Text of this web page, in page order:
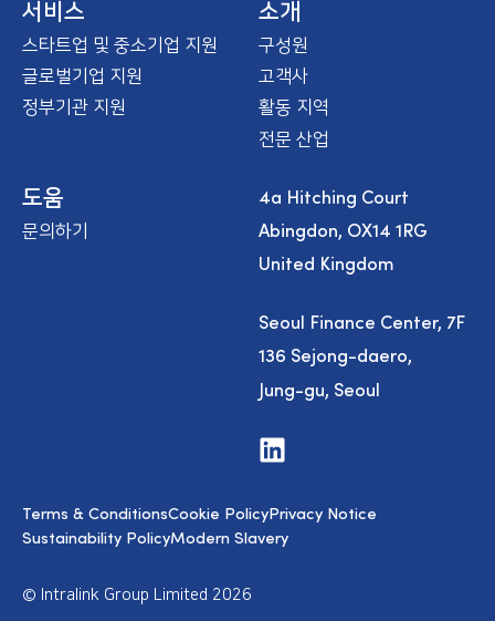
서비스
스타트업 및 중소기업 지원
글로벌기업 지원
정부기관 지원
소개
구성원
고객사
활동 지역
전문 산업
도움
문의하기
4a Hitching Court
Abingdon, OX14 1RG
United Kingdom
Seoul Finance Center, 7F
136 Sejong-daero,
Jung-gu, Seoul
V
i
t
u
s
© Intralink Group Limited 2026
Terms & ConditionsCookie PolicyPrivacy Notice
Sustainability PolicyModern Slavery